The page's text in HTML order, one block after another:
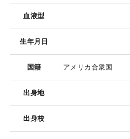
血液型
生年月日
国籍 アメリカ合衆国
出身地
出身校